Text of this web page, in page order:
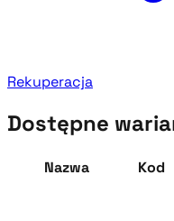
Rekuperacja
Dostępne
Nazwa Kod